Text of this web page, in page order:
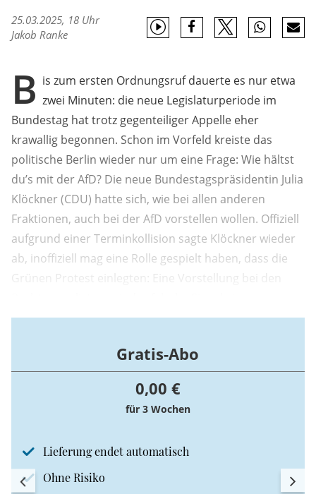
25.03.2025, 18 Uhr
Jakob Ranke
B is zum ersten Ordnungsruf dauerte es nur etwa
zwei Minuten: die neue Legislaturperiode im
Bundestag hat trotz gegenteiliger Appelle eher
krawallig begonnen. Schon im Vorfeld kreiste das
politische Berlin wieder nur um eine Frage: Wie hältst
du’s mit der AfD? Die neue Bundestagspräsidentin Julia
Klöckner (CDU) hatte sich, wie bei allen anderen
Fraktionen, auch bei der AfD vorstellen wollen. Offiziell
aufgrund einer Terminkollision sagte Klöckner wieder
ab, inoffiziell mag eine Rolle gespielt haben, dass die
Grünen Protest einlegten: Eine Vorstellung bei den
Normalisierung“, schrieben die grünen
Gratis-Abo
0,00 €
für 3 Wochen
Lieferung endet automatisch
Ohne Risiko